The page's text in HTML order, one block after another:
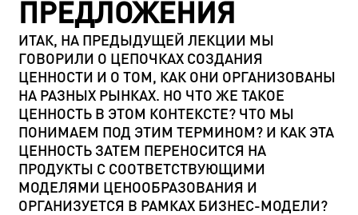
ПРЕДЛОЖЕНИЯ
ИТАК, НА ПРЕДЫДУЩЕЙ ЛЕКЦИИ МЫ
ГОВОРИЛИ О ЦЕПОЧКАХ СОЗДАНИЯ
ЦЕННОСТИ И О ТОМ, КАК ОНИ ОРГАНИЗОВАНЫ
НА РАЗНЫХ РЫНКАХ. НО ЧТО ЖЕ ТАКОЕ
ЦЕННОСТЬ В ЭТОМ КОНТЕКСТЕ? ЧТО МЫ
ПОНИМАЕМ ПОД ЭТИМ ТЕРМИНОМ? И КАК ЭТА
ЦЕННОСТЬ ЗАТЕМ ПЕРЕНОСИТСЯ НА
ПРОДУКТЫ С СООТВЕТСТВУЮЩИМИ
МОДЕЛЯМИ ЦЕНООБРАЗОВАНИЯ И
ОРГАНИЗУЕТСЯ В РАМКАХ БИЗНЕС-МОДЕЛИ?